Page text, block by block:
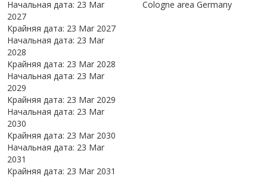
Начальная дата: 23 Mar
2027
Крайняя дата: 23 Mar 2027
Начальная дата: 23 Mar
2028
Крайняя дата: 23 Mar 2028
Начальная дата: 23 Mar
2029
Крайняя дата: 23 Mar 2029
Начальная дата: 23 Mar
2030
Крайняя дата: 23 Mar 2030
Начальная дата: 23 Mar
2031
Крайняя дата: 23 Mar 2031
Cologne area Germany